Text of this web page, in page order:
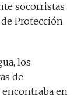
socorristas
Protección
los
de
encontraba en